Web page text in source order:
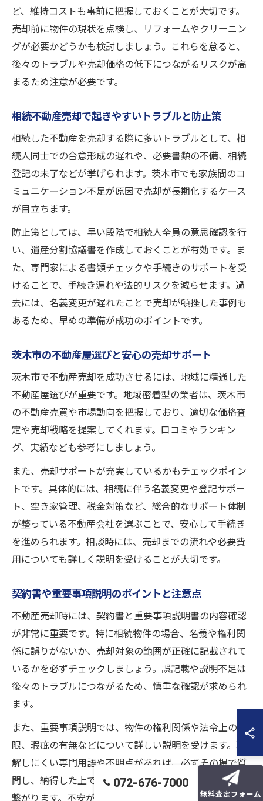
ど、維持コストも事前に把握しておくことが大切です。
売却前に物件の現状を点検し、リフォームやクリーニン
グが必要かどうかも検討しましょう。これらを怠ると、
後々のトラブルや売却価格の低下につながるリスクが高
まるため注意が必要です。
相続不動産売却で起きやすいトラブルと防止策
相続した不動産を売却する際に多いトラブルとして、相
続人同士での合意形成の遅れや、必要書類の不備、相続
登記の未了などが挙げられます。茨木市でも家族間のコ
ミュニケーション不足が原因で売却が長期化するケース
が目立ちます。
防止策としては、早い段階で相続人全員の意思確認を行
い、遺産分割協議書を作成しておくことが有効です。ま
た、専門家による書類チェックや手続きのサポートを受
けることで、手続き漏れや法的リスクを減らせます。過
去には、名義変更が遅れたことで売却が頓挫した事例も
あるため、早めの準備が成功のポイントです。
茨木市の不動産屋選びと安心の売却サポート
茨木市で不動産売却を成功させるには、地域に精通した
不動産屋選びが重要です。地域密着型の業者は、茨木市
の不動産売買や市場動向を把握しており、適切な価格査
定や売却戦略を提案してくれます。口コミやランキン
グ、実績なども参考にしましょう。
また、売却サポートが充実しているかもチェックポイン
トです。具体的には、相続に伴う名義変更や登記サポー
ト、空き家管理、税金対策など、総合的なサポート体制
が整っている不動産会社を選ぶことで、安心して手続き
を進められます。相談時には、売却までの流れや必要費
用についても詳しく説明を受けることが大切です。
契約書や重要事項説明のポイントと注意点
不動産売却時には、契約書と重要事項説明書の内容確認
が非常に重要です。特に相続物件の場合、名義や権利関
係に誤りがないか、売却対象の範囲が正確に記載されて
いるかを必ずチェックしましょう。誤記載や説明不足は
後々のトラブルにつながるため、慎重な確認が求められ
ます。
また、重要事項説明では、物件の権利関係や法令上の制
限、瑕疵の有無などについて詳しい説明を受けます。理
解しにくい専門用語や不明点があれば、必ずその場で質
問し、納得した上で手続きを進めることがリスク回避に
繋がります。不安が残る場合は、専門家の同席を依頼す
072-676-7000
無料査定フォーム